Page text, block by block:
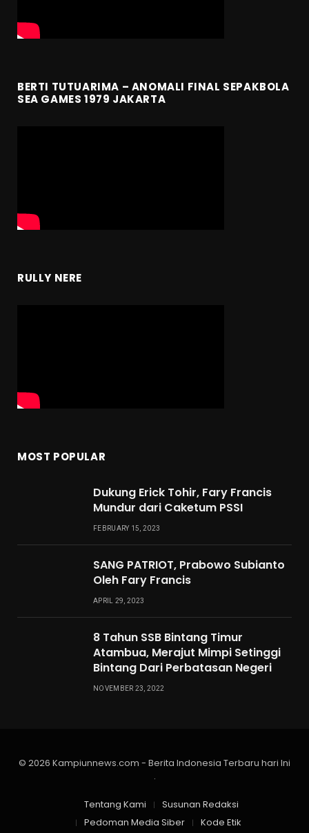
BERTI TUTUARIMA – ANOMALI FINAL SEPAKBOLA
SEA GAMES 1979 JAKARTA
RULLY NERE
MOST POPULAR
Dukung Erick Tohir, Fary Francis
Mundur dari Caketum PSSI
FEBRUARY 15, 2023
SANG PATRIOT, Prabowo Subianto
Oleh Fary Francis
APRIL 29, 2023
8 Tahun SSB Bintang Timur
Atambua, Merajut Mimpi Setinggi
Bintang Dari Perbatasan Negeri
NOVEMBER 23, 2022
© 2026 Kampiunnews.com - Berita Indonesia Terbaru hari Ini
.
Tentang Kami
Susunan Redaksi
Pedoman Media Siber
Kode Etik